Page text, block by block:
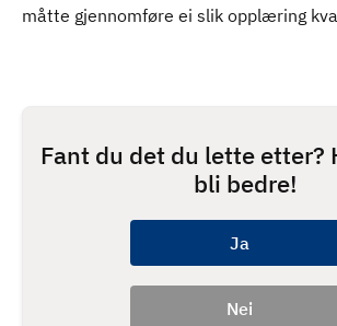
måtte gjennomføre ei slik opplæring
Fant du det du lette etter?
bli bedre!